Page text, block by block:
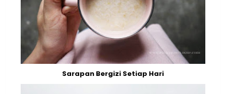
Sarapan Bergizi Setiap Hari